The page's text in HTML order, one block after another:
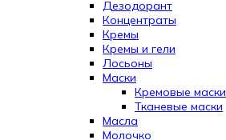
Дезодорант
Концентраты
Кремы
Кремы и гели
Лосьоны
Маски
Кремовые маски
Тканевые маски
Масла
Молочко